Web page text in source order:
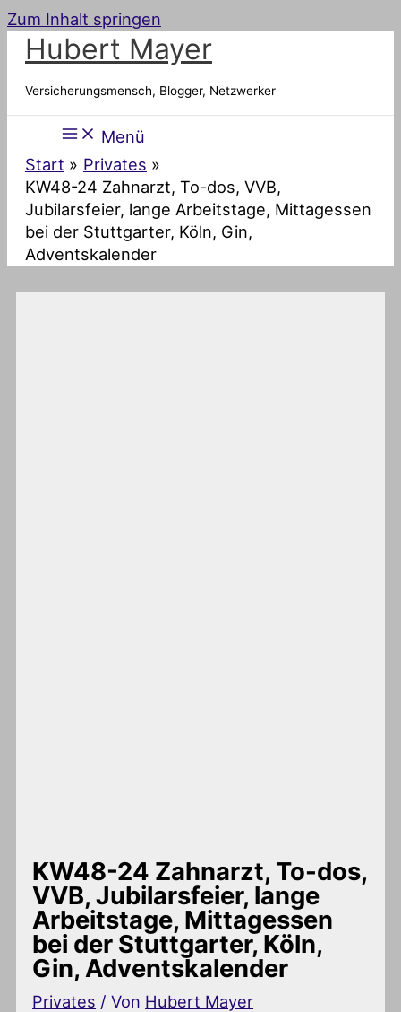
Zum Inhalt springen
Hubert Mayer
Versicherungsmensch, Blogger, Netzwerker
Menü
Start
Privates
KW48-24 Zahnarzt, To-dos, VVB,
Jubilarsfeier, lange Arbeitstage, Mittagessen
bei der Stuttgarter, Köln, Gin,
Adventskalender
KW48-24 Zahnarzt, To-dos,
VVB, Jubilarsfeier, lange
Arbeitstage, Mittagessen
bei der Stuttgarter, Köln,
Gin, Adventskalender
Privates / Von Hubert Mayer